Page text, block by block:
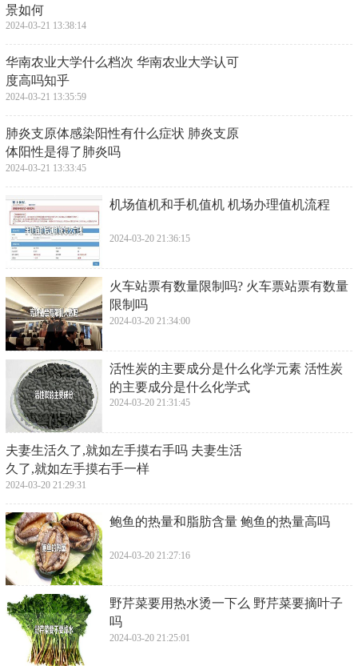
景如何
2024-03-21 13:38:14
​华南农业大学什么档次 华南农业大学认可
度高吗知乎
2024-03-21 13:35:59
​肺炎支原体感染阳性有什么症状 肺炎支原
体阳性是得了肺炎吗
2024-03-21 13:33:45
​机场值机和手机值机 机场办理值机流程
2024-03-20 21:36:15
​火车站票有数量限制吗? 火车票站票有数量
限制吗
2024-03-20 21:34:00
​活性炭的主要成分是什么化学元素 活性炭
的主要成分是什么化学式
2024-03-20 21:31:45
​夫妻生活久了,就如左手摸右手吗 夫妻生活
久了,就如左手摸右手一样
2024-03-20 21:29:31
​鲍鱼的热量和脂肪含量 鲍鱼的热量高吗
2024-03-20 21:27:16
​野芹菜要用热水烫一下么 野芹菜要摘叶子
吗
2024-03-20 21:25:01